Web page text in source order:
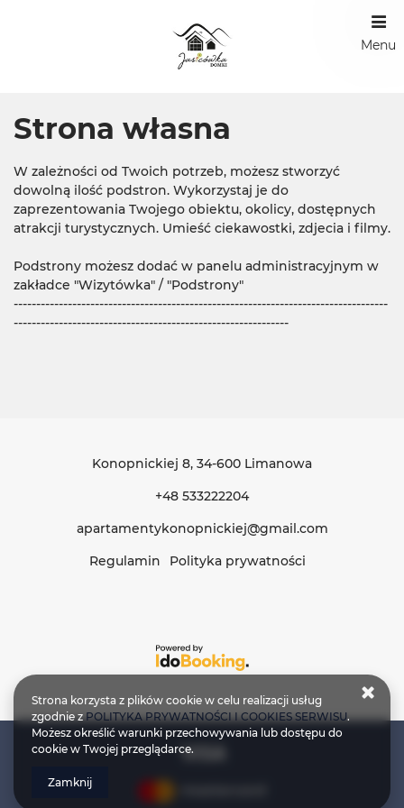
Menu
Strona własna
W zależności od Twoich potrzeb, możesz stworzyć
dowolną ilość podstron. Wykorzystaj je do
zaprezentowania Twojego obiektu, okolicy, dostępnych
atrakcji turystycznych. Umieść ciekawostki, zdjecia i filmy.
Podstrony możesz dodać w panelu administracyjnym w
zakładce "Wizytówka" / "Podstrony"
-----------------------------------------------------------------------------------
-------------------------------------------------------------
Konopnickiej 8, 34-600 Limanowa
+48 533222204
apartamentykonopnickiej@gmail.com
Regulamin
Polityka prywatności
Strona korzysta z plików cookie w celu realizacji usług
zgodnie zPOLITYKA PRYWATNOŚCI I COOKIES SERWISU.
Możesz określić warunki przechowywania lub dostępu do
cookie w Twojej przeglądarce.
Zamknij